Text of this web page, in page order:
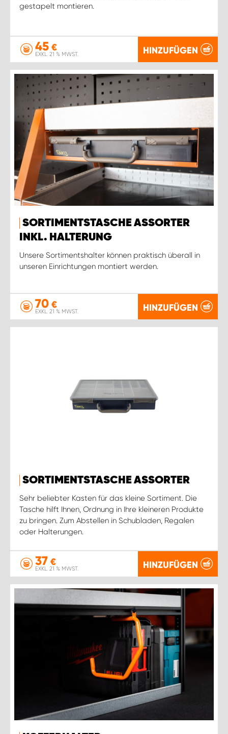
gestapelt montieren.
45 €
EXKL. 21 % MWST. HINZUFÜGEN
SORTIMENTSTASCHE ASSORTER
INKL. HALTERUNG
Unsere Sortimentshalter können praktisch überall in
unseren Einrichtungen montiert werden.
70 €
EXKL. 21 % MWST. HINZUFÜGEN
SORTIMENTSTASCHE ASSORTER
Sehr beliebter Kasten für das kleine Sortiment. Die
Tasche hilft Ihnen, Ordnung in Ihre kleineren Produkte
zu bringen. Zum Abstellen in Schubladen, Regalen
oder Halterungen.
37 €
EXKL. 21 % MWST. HINZUFÜGEN